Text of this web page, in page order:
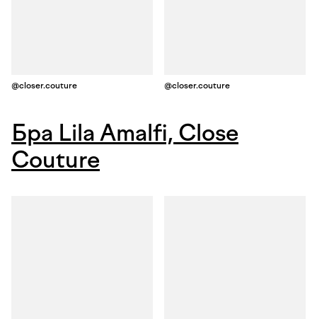
@closer.couture @closer.couture
Бра Lila Amalfi, Close
Couture